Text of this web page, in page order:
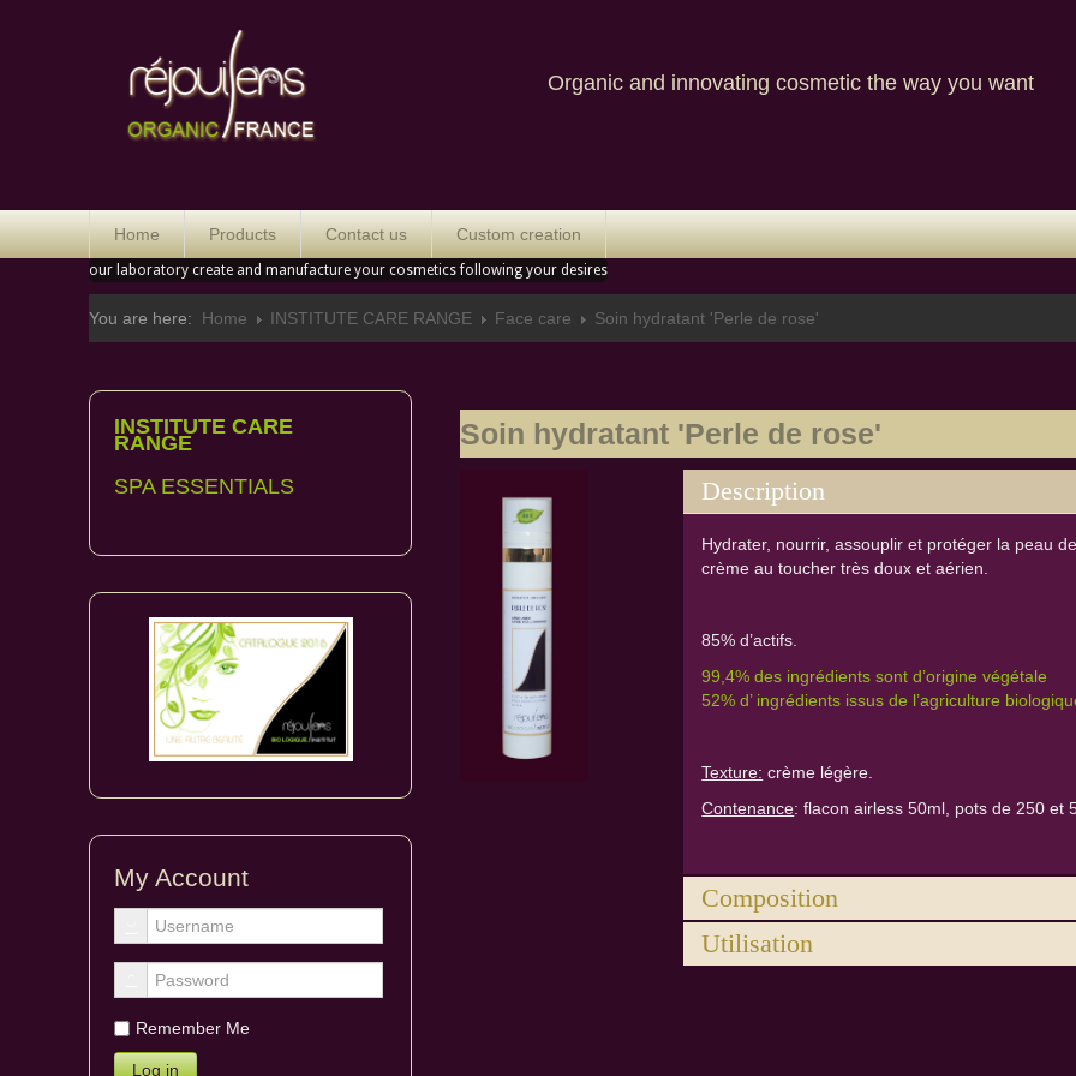
Organic and innovating cosmetic the way you want
Home Products Contact us Custom creation
our laboratory create and manufacture your cosmetics following your desires
You are here: Home INSTITUTE CARE RANGE Face care Soin hydratant 'Perle de rose'
Soin hydratant 'Perle de rose'
Description
Hydrater, nourrir, assouplir et protéger la peau
crème au toucher très doux et aérien.
85% d’actifs.
99,4% des ingrédients sont d’origine végétale
52% d’ ingrédients issus de l’agriculture
Texture: crème légère.
Contenance: flacon airless 50ml, pots de 250 et
Composition
Utilisation
INSTITUTE CARE
RANGE
SPA ESSENTIALS
My Account
Remember Me